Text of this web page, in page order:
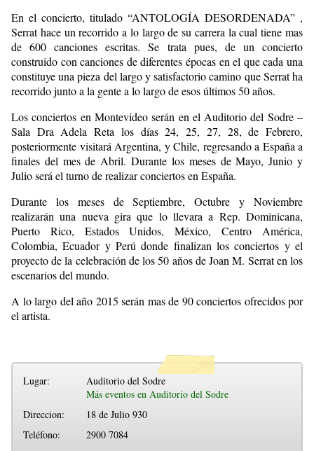
En el concierto, titulado “ANTOLOGÍA DESORDENADA” ,
Serrat hace un recorrido a lo largo de su carrera la cual tiene mas
de 600 canciones escritas. Se trata pues, de un concierto
construido con canciones de diferentes épocas en el que cada una
constituye una pieza del largo y satisfactorio camino que Serrat ha
recorrido junto a la gente a lo largo de esos últimos 50 años.
Los conciertos en Montevideo serán en el Auditorio del Sodre –
Sala Dra Adela Reta los días 24, 25, 27, 28, de Febrero,
posteriormente visitará Argentina, y Chile, regresando a España a
finales del mes de Abril. Durante los meses de Mayo, Junio y
Julio será el turno de realizar conciertos en España.
Durante los meses de Septiembre, Octubre y Noviembre
realizarán una nueva gira que lo llevara a Rep. Dominicana,
Puerto Rico, Estados Unidos, México, Centro América,
Colombia, Ecuador y Perú donde finalizan los conciertos y el
proyecto de la celebración de los 50 años de Joan M. Serrat en los
escenarios del mundo.
A lo largo del año 2015 serán mas de 90 conciertos ofrecidos por
el artista.
Lugar:
Auditorio del Sodre
Más eventos en Auditorio del Sodre
Direccion:
18 de Julio 930
Teléfono:
2900 7084